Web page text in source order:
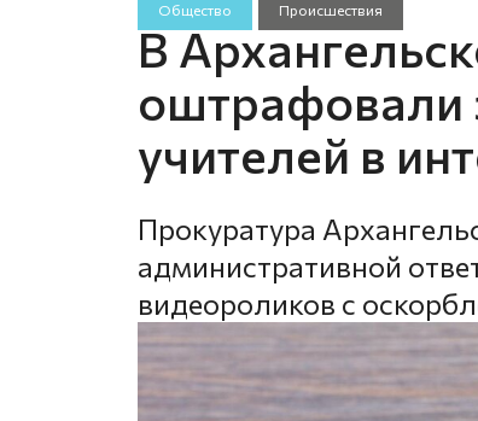
Общество Происшествия
В
оштрафовали
учителей в
Прокуратура
административной
видеороликов с